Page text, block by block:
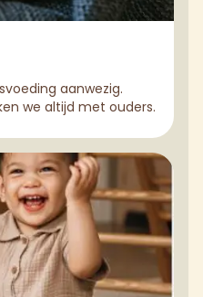
aanwezig.
we altijd met ouders.